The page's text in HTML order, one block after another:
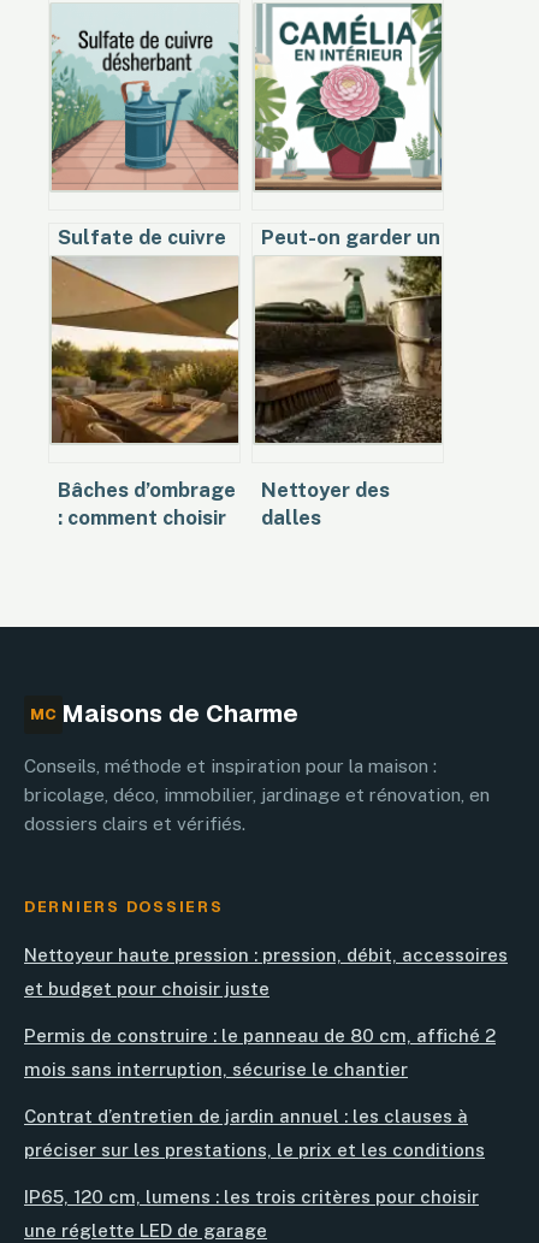
Sulfate de cuivre
désherbant :
efficacité, usages
et précautions
indispensables
Peut-on garder un
camélia à
l’intérieur sans le
faire dépérir ?
Bâches d’ombrage
: comment choisir
Nettoyer des
dalles
raviver votre
MC Maisons de Charme
Conseils, méthode et inspiration pour la maison :
bricolage, déco, immobilier, jardinage et rénovation, en
dossiers clairs et vérifiés.
DERNIERS DOSSIERS
Nettoyeur haute pression : pression, débit, accessoires
et budget pour choisir juste
Permis de construire : le panneau de 80 cm, affiché 2
mois sans interruption, sécurise le chantier
Contrat d’entretien de jardin annuel : les clauses à
préciser sur les prestations, le prix et les conditions
IP65, 120 cm, lumens : les trois critères pour choisir
une réglette LED de garage